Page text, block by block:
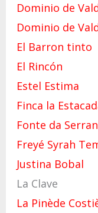
Dominio de
Dominio de
El Barron tinto
El Rincón
Estel Estima
Finca la
Fonte da
Freyé Syrah
Justina Bobal
La Clave
La Pinède